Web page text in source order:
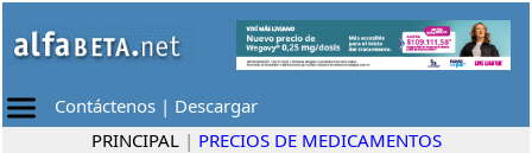
Contáctenos | Descargar
PRINCIPAL | PRECIOS DE MEDICAMENTOS